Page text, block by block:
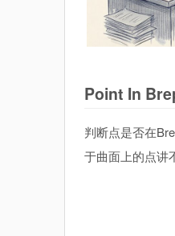
Point In
判断点是否在
于曲面上的点讲